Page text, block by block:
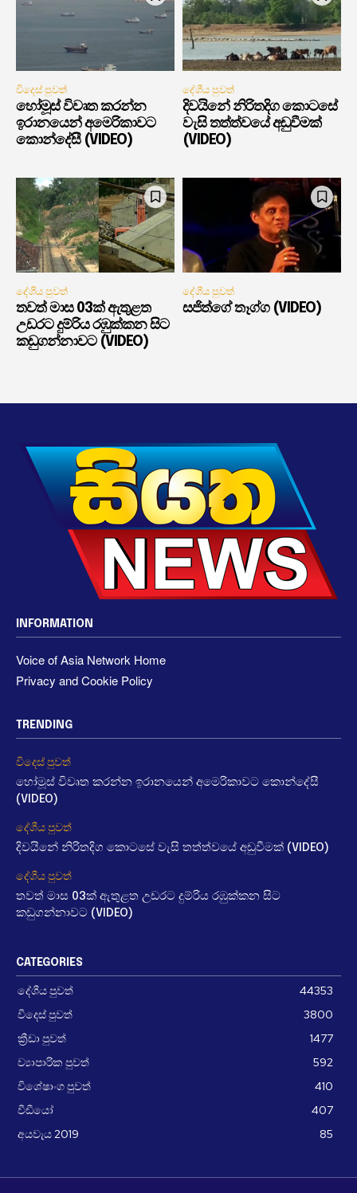
විදෙස් පුවත්
හෝමූස් විවෘත කරන්න
ඉරානයෙන් අමෙරිකාවට
කොන්දේසී (VIDEO)
දේශීය පුවත්
දිවයිනේ නිරිතදිග කොටසේ
වැසි තත්ත්වයේ අඩුවීමක්
(VIDEO)
දේශීය පුවත්
තවත් මාස 03ක් ඇතුළත
උඩරට දුම්රිය රඹුක්කන සිට
කඩුගන්නාවට (VIDEO)
දේශීය පුවත්
සජිත්ගේ තෑග්ග (VIDEO)
INFORMATION
Voice of Asia Network Home
Privacy and Cookie Policy
TRENDING
විදෙස් පුවත්
හෝමූස් විවෘත කරන්න ඉරානයෙන් අමෙරිකාවට කොන්දේසී
(VIDEO)
දේශීය පුවත්
දිවයිනේ නිරිතදිග කොටසේ වැසි තත්ත්වයේ අඩුවීමක් (VIDEO)
දේශීය පුවත්
තවත් මාස 03ක් ඇතුළත උඩරට දුම්රිය රඹුක්කන සිට
කඩුගන්නාවට (VIDEO)
CATEGORIES
දේශීය පුවත්
44353
විදෙස් පුවත්
3800
ක්‍රීඩා පුවත්
1477
ව්‍යාපාරික පුවත්
592
විශේෂාංග පුවත්
410
වීඩීයෝ
407
අයවැය 2019
85